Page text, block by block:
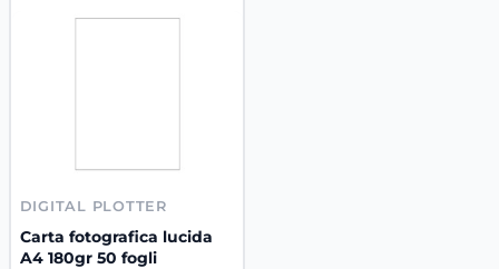
DIGITAL PLOTTER
Carta fotografica lucida
A4 180gr 50 fogli